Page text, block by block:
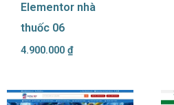
Elementor nhà
thuốc 06
4.900.000 ₫